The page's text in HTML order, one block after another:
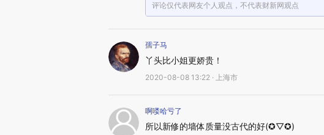
评论仅代表网友个人观点，不代表财新网观点
孺子马
丫头比小姐更娇贵！
2020-08-08 13:22 · 上海市
啊喽哈亏了
所以新修的墙体质量没古代的好(✪▽✪)